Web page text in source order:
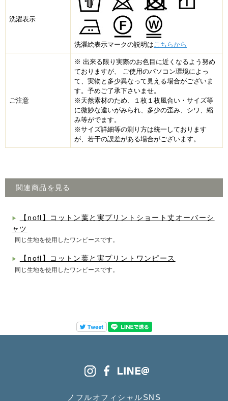
洗濯表示
洗濯絵表示マークの説明は こちらから
ご注意
※ 出来る限り実際のお色目に近くなるよう努め
ておりますが、 ご使用のパソコン環境によっ
て、実物と多少異なって見える場合がございま
す。予めご了承下さいませ。
※天然素材のため、１枚１枚風合い・サイズ等
に微妙な違いがみられ、多少の歪み、シワ、縮
み等がでます。
※サイズ詳細等の測り方は統一しております
が、若干の誤差がある場合がございます。
関連商品を見る
▶
【nofl】コットン葉と実プリントショート丈オーバーシ
ャツ
同じ生地を使用したワンピースです。
▶ 【nofl】コットン葉と実プリントワンピース
同じ生地を使用したワンピースです。
ノフルオフィシャルSNS